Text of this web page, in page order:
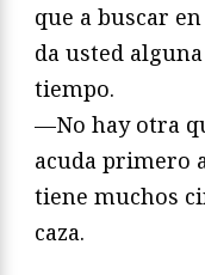
que a buscar
da usted
tiempo.
—No hay otra
acuda primero
tiene muchos
caza.